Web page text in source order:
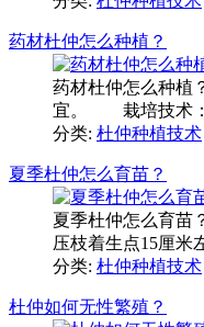
药材杜仲怎么种植？
药材杜仲怎么种植
宜。 栽培技术
分类: 杜仲种植技术
夏季杜仲怎么育苗？
夏季杜仲怎么育苗
压枝着生点15厘米
分类: 杜仲种植技术
杜仲如何无性繁殖？